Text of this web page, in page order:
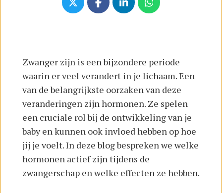
Zwanger zijn is een bijzondere periode
waarin er veel verandert in je lichaam. Een
van de belangrijkste oorzaken van deze
veranderingen zijn hormonen. Ze spelen
een cruciale rol bij de ontwikkeling van je
baby en kunnen ook invloed hebben op hoe
jij je voelt. In deze blog bespreken we welke
hormonen actief zijn tijdens de
zwangerschap en welke effecten ze hebben.